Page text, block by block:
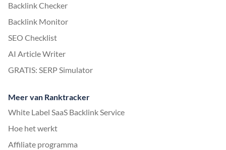
Backlink Checker
Backlink Monitor
SEO Checklist
AI Article Writer
GRATIS: SERP Simulator
Meer van Ranktracker
White Label SaaS Backlink Service
Hoe het werkt
Affiliate programma